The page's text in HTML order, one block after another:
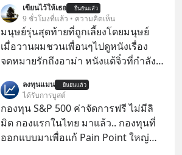
เขียนไว้ให้เธอ ยืนยันแล้ว
9 ชั่วโมงที่แล้ว • ความคิดเห็น
มนุษย์รุ่นสุดท้ายที่ถูกเลี้ยงโดยมนุษย์
เมื่อวานผมชวนเพื่อนๆไปดูหนังเรื่อง
จดหมายรักถึงอาม่า หนังแต้จิ๋วที่กำลัง
ป๊าผมเห็นโปสเตอร์หนังเรื่องนี้หลาย
เดือนก่อนและอยากดูมาก ด้วยเพราะว่า
อากงก็มาจากเมืองจีน ป๊าก็พูดแต้จิ๋วได้
มีเรื่องราวมีความผูกพันที่ได้ยินตั้งแต่
ลงทุนแมน ยืนยันแล้ว
ได้รับการบูสต์
กองทุน S&P 500 ค่าจัดการฟรี ไม่มีลิ
มิต กองแรกในไทย มาแล้ว.. กองทุนที่
ออกแบบมาเพื่อแก้ Pain Point ใหญ่